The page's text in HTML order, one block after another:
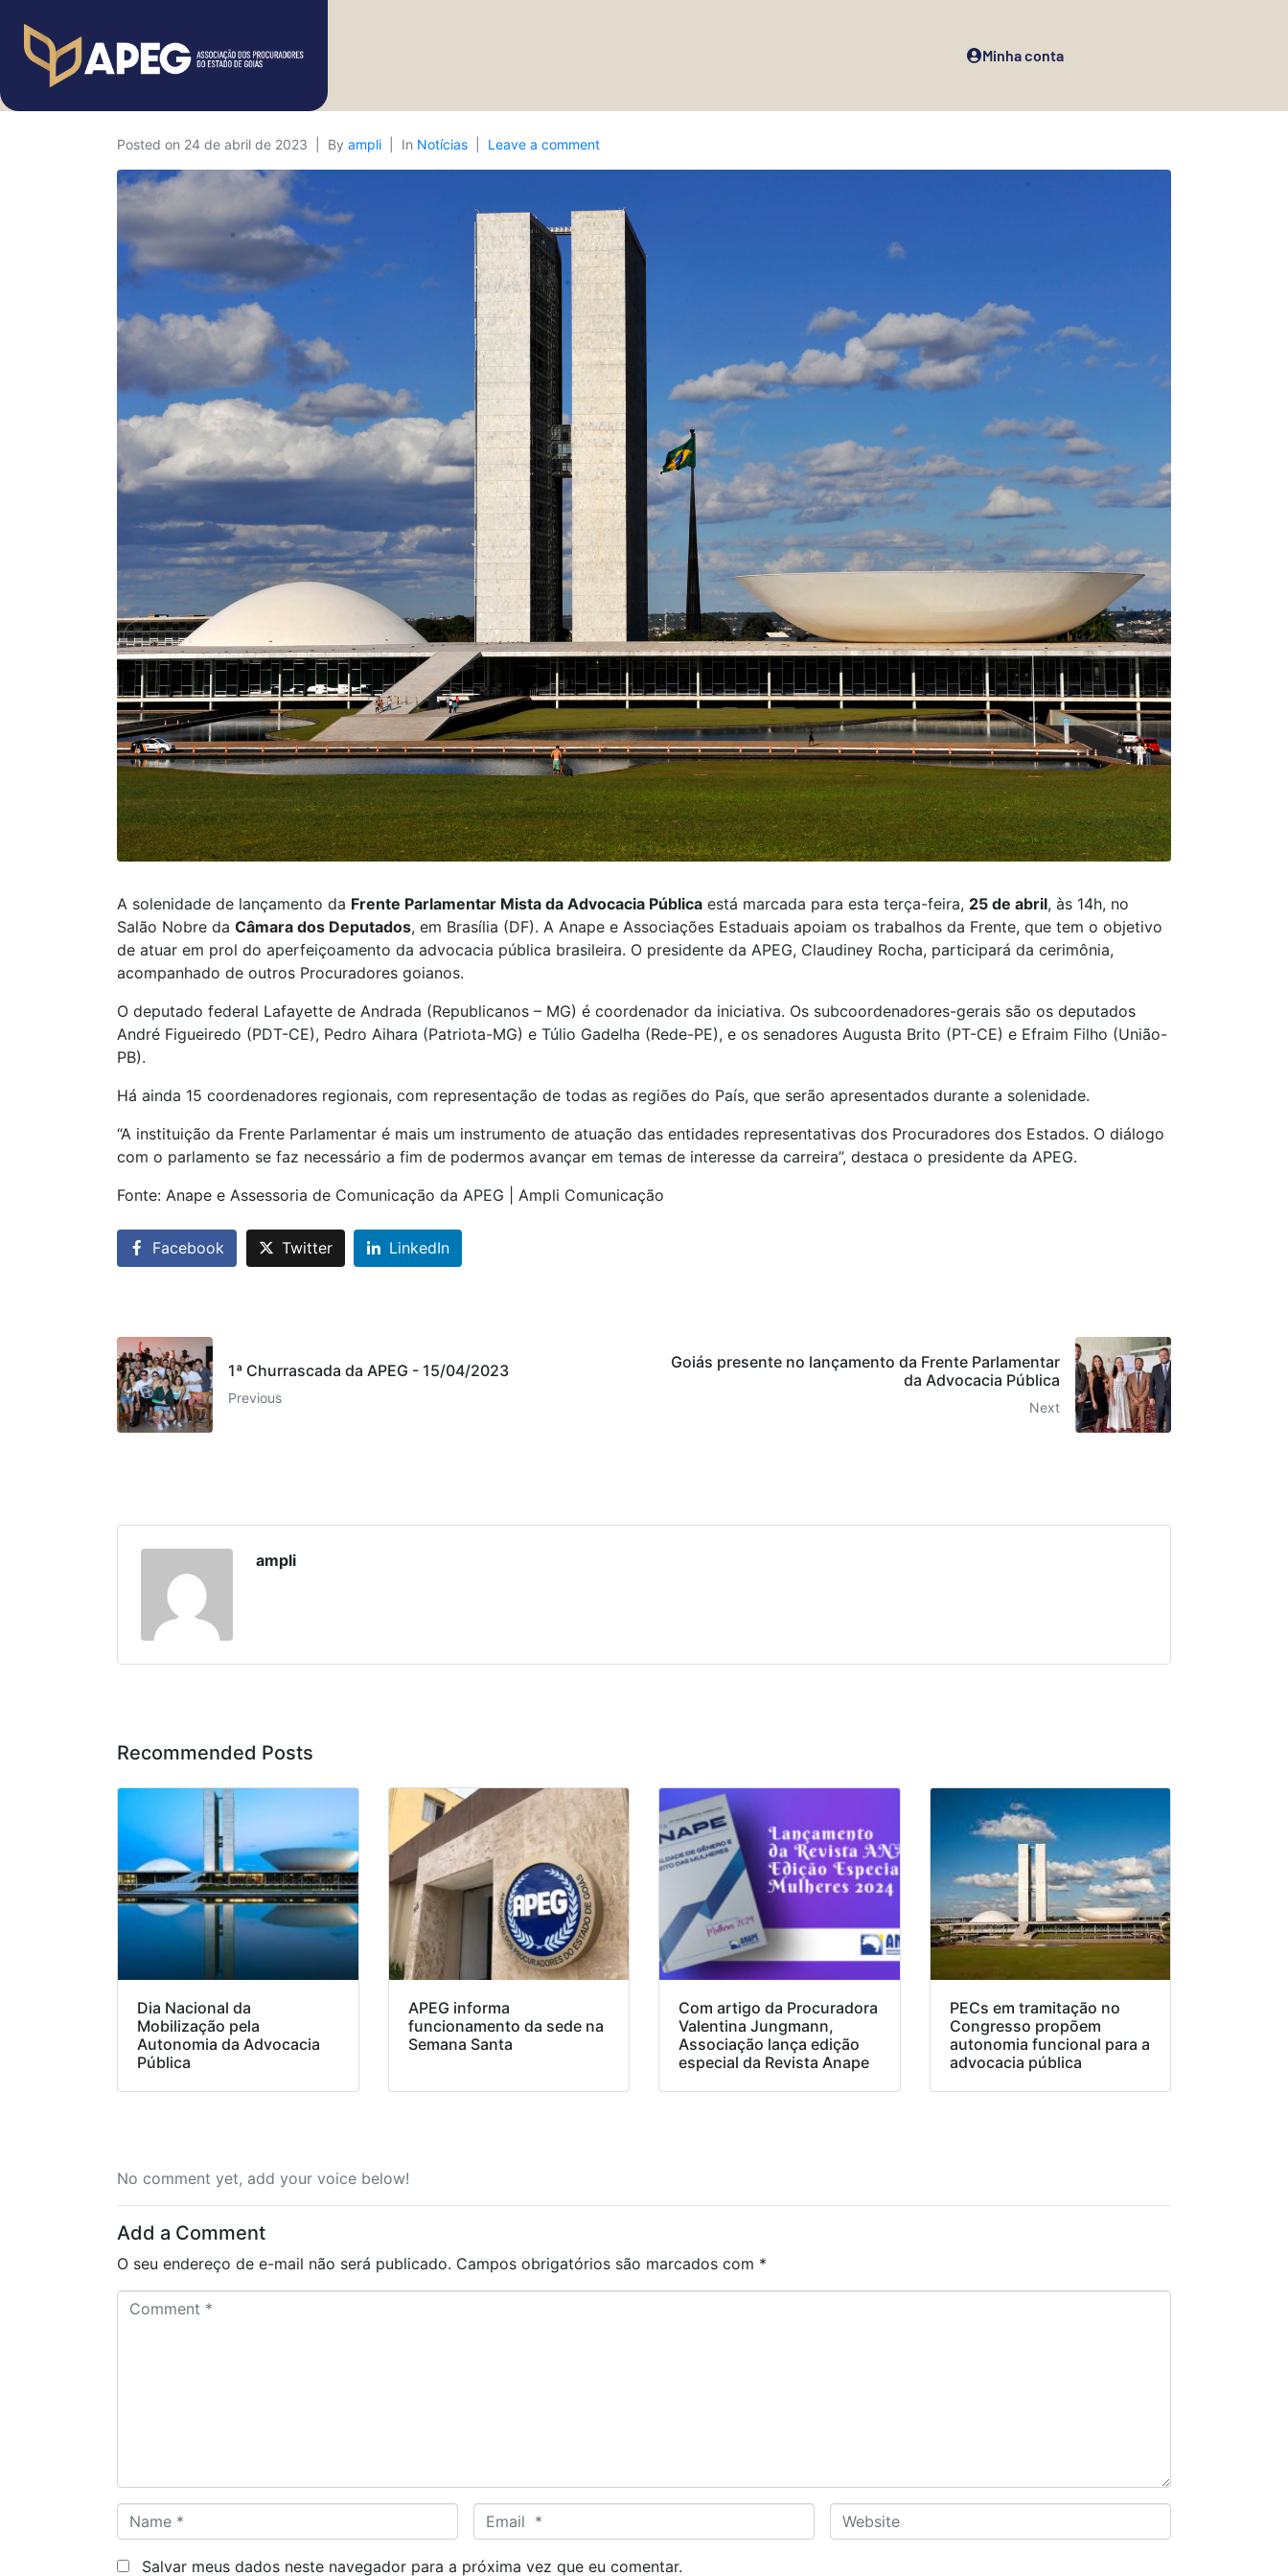
Minha conta
Posted on 24 de abril de 2023 By ampli In Notícias Leave a comment
A solenidade de lançamento da Frente Parlamentar Mista da Advocacia Pública está marcada para esta terça-feira, 25 de abril, às 14h, no
Salão Nobre da Câmara dos Deputados, em Brasília (DF). A Anape e Associações Estaduais apoiam os trabalhos da Frente, que tem o objetivo
de atuar em prol do aperfeiçoamento da advocacia pública brasileira. O presidente da APEG, Claudiney Rocha, participará da cerimônia,
acompanhado de outros Procuradores goianos.
O deputado federal Lafayette de Andrada (Republicanos – MG) é coordenador da iniciativa. Os subcoordenadores-gerais são os deputados
André Figueiredo (PDT-CE), Pedro Aihara (Patriota-MG) e Túlio Gadelha (Rede-PE), e os senadores Augusta Brito (PT-CE) e Efraim Filho (União-
PB).
Há ainda 15 coordenadores regionais, com representação de todas as regiões do País, que serão apresentados durante a solenidade.
“A instituição da Frente Parlamentar é mais um instrumento de atuação das entidades representativas dos Procuradores dos Estados. O diálogo
com o parlamento se faz necessário a fim de podermos avançar em temas de interesse da carreira”, destaca o presidente da APEG.
Fonte: Anape e Assessoria de Comunicação da APEG | Ampli Comunicação
Facebook Twitter LinkedIn
1ª Churrascada da APEG - 15/04/2023
Previous
Goiás presente no lançamento da Frente Parlamentar
da Advocacia Pública
Next
ampli
Recommended Posts
Dia Nacional da
Mobilização pela
Autonomia da Advocacia
Pública
APEG informa
funcionamento da sede na
Semana Santa
Com artigo da Procuradora
Valentina Jungmann,
Associação lança edição
especial da Revista Anape
PECs em tramitação no
Congresso propõem
autonomia funcional para a
advocacia pública
No comment yet, add your voice below!
Add a Comment
O seu endereço de e-mail não será publicado. Campos obrigatórios são marcados com *
a
m
m
a
W
e
Salvar meus dados neste navegador para a próxima vez que eu comentar.